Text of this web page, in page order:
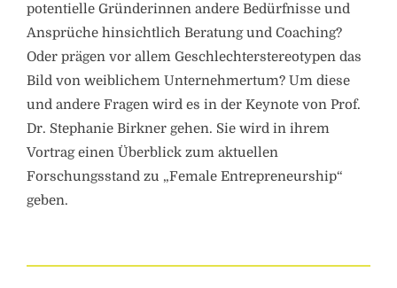
potentielle Gründerinnen andere Bedürfnisse und
Ansprüche hinsichtlich Beratung und Coaching?
Oder prägen vor allem Geschlechterstereotypen das
Bild von weiblichem Unternehmertum? Um diese
und andere Fragen wird es in der Keynote von Prof.
Dr. Stephanie Birkner gehen. Sie wird in ihrem
Vortrag einen Überblick zum aktuellen
Forschungsstand zu „Female Entrepreneurship“
geben.